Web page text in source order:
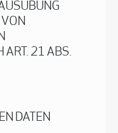
VON
ART. 21 ABS.
DATEN